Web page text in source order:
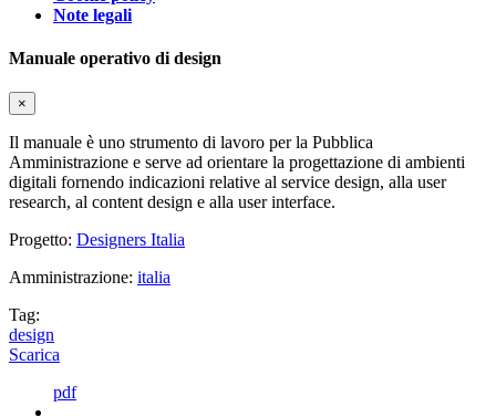
Note legali
Manuale operativo di design
×
Il manuale è uno strumento di lavoro per la Pubblica
Amministrazione e serve ad orientare la progettazione di ambienti
digitali fornendo indicazioni relative al service design, alla user
research, al content design e alla user interface.
Progetto: Designers Italia
Amministrazione: italia
Tag:
design
Scarica
pdf